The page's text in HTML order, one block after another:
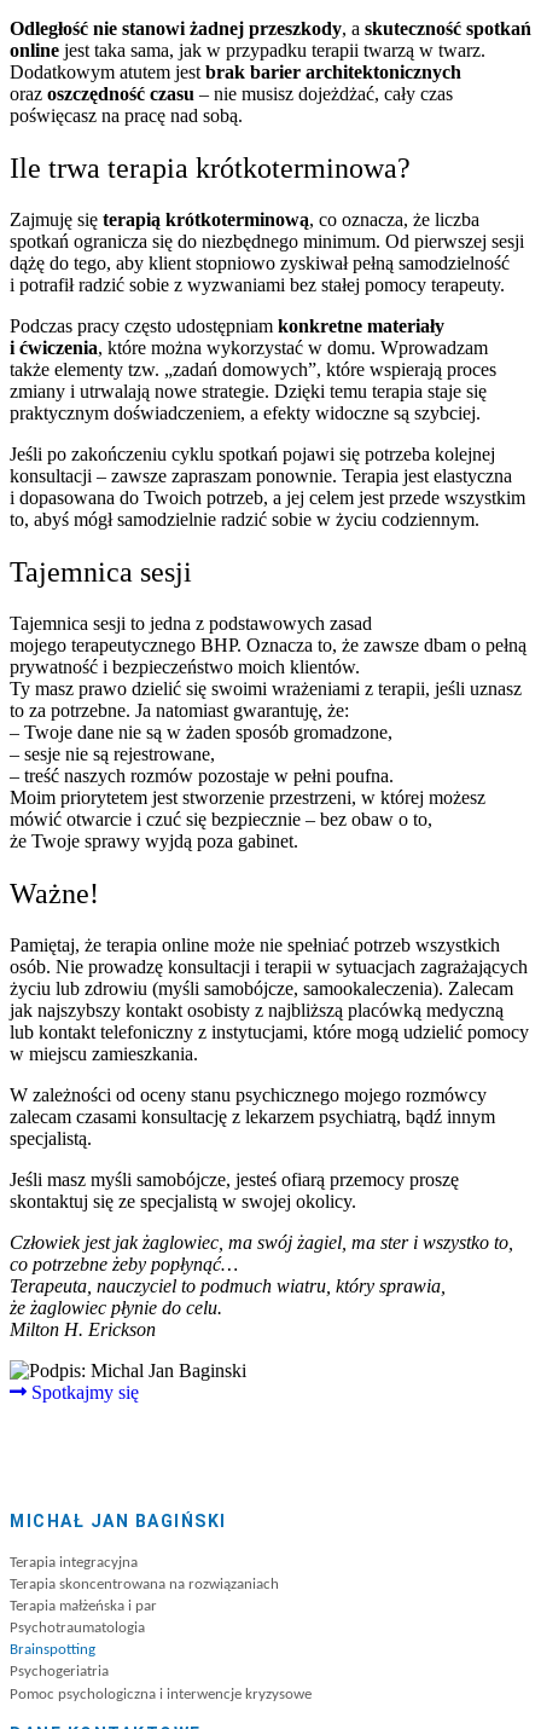
Odległość nie stanowi żadnej przeszkody, a skuteczność spotkań
online jest taka sama, jak w przypadku terapii twarzą w twarz.
Dodatkowym atutem jest brak barier architektonicznych
oraz oszczędność czasu – nie musisz dojeżdżać, cały czas
poświęcasz na pracę nad sobą.
Ile trwa terapia krótkoterminowa?
Zajmuję się terapią krótkoterminową, co oznacza, że liczba
spotkań ogranicza się do niezbędnego minimum. Od pierwszej sesji
dążę do tego, aby klient stopniowo zyskiwał pełną samodzielność
i potrafił radzić sobie z wyzwaniami bez stałej pomocy terapeuty.
Podczas pracy często udostępniam konkretne materiały
i ćwiczenia, które można wykorzystać w domu. Wprowadzam
także elementy tzw. „zadań domowych”, które wspierają proces
zmiany i utrwalają nowe strategie. Dzięki temu terapia staje się
praktycznym doświadczeniem, a efekty widoczne są szybciej.
Jeśli po zakończeniu cyklu spotkań pojawi się potrzeba kolejnej
konsultacji – zawsze zapraszam ponownie. Terapia jest elastyczna
i dopasowana do Twoich potrzeb, a jej celem jest przede wszystkim
to, abyś mógł samodzielnie radzić sobie w życiu codziennym.
Tajemnica sesji
Tajemnica sesji to jedna z podstawowych zasad
mojego terapeutycznego BHP. Oznacza to, że zawsze dbam o pełną
prywatność i bezpieczeństwo moich klientów.
Ty masz prawo dzielić się swoimi wrażeniami z terapii, jeśli uznasz
to za potrzebne. Ja natomiast gwarantuję, że:
– Twoje dane nie są w żaden sposób gromadzone,
– sesje nie są rejestrowane,
– treść naszych rozmów pozostaje w pełni poufna.
Moim priorytetem jest stworzenie przestrzeni, w której możesz
mówić otwarcie i czuć się bezpiecznie – bez obaw o to,
że Twoje sprawy wyjdą poza gabinet.
Ważne!
Pamiętaj, że terapia online może nie spełniać potrzeb wszystkich
osób. Nie prowadzę konsultacji i terapii w sytuacjach zagrażających
życiu lub zdrowiu (myśli samobójcze, samookaleczenia). Zalecam
jak najszybszy kontakt osobisty z najbliższą placówką medyczną
lub kontakt telefoniczny z instytucjami, które mogą udzielić pomocy
w miejscu zamieszkania.
W zależności od oceny stanu psychicznego mojego rozmówcy
zalecam czasami konsultację z lekarzem psychiatrą, bądź innym
specjalistą.
Jeśli masz myśli samobójcze, jesteś ofiarą przemocy proszę
skontaktuj się ze specjalistą w swojej okolicy.
Człowiek jest jak żaglowiec, ma swój żagiel, ma ster i wszystko to,
co potrzebne żeby popłynąć…
Terapeuta, nauczyciel to podmuch wiatru, który sprawia,
że żaglowiec płynie do celu.
Milton H. Erickson
Spotkajmy się
MICHAŁ JAN BAGIŃSKI
Terapia integracyjna
Terapia skoncentrowana na rozwiązaniach
Terapia małżeńska i par
Psychotraumatologia
Brainspotting
Psychogeriatria
Pomoc psychologiczna i interwencje kryzysowe